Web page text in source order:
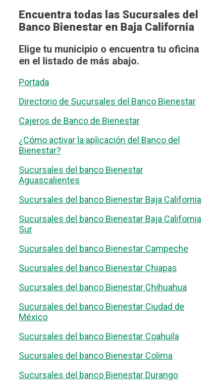
Encuentra todas las Sucursales del
Banco Bienestar en Baja California
Elige tu municipio o encuentra tu oficina
en el listado de más abajo.
Portada
Directorio de Sucursales del Banco Bienestar
Cajeros de Banco de Bienestar
¿Cómo activar la aplicación del Banco del
Bienestar?
Sucursales del banco Bienestar
Aguascalientes
Sucursales del banco Bienestar Baja California
Sucursales del banco Bienestar Baja California
Sur
Sucursales del banco Bienestar Campeche
Sucursales del banco Bienestar Chiapas
Sucursales del banco Bienestar Chihuahua
Sucursales del banco Bienestar Ciudad de
México
Sucursales del banco Bienestar Coahuila
Sucursales del banco Bienestar Colima
Sucursales del banco Bienestar Durango